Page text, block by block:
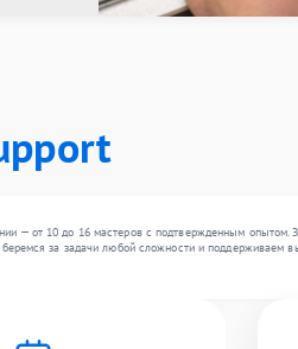
— от 10 до 16 мастеров с подтвержденным опытом.
за задачи любой сложности и поддерживаем